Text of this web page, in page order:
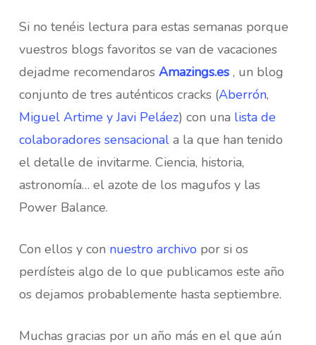
Si no tenéis lectura para estas semanas porque
vuestros blogs favoritos se van de vacaciones
dejadme recomendaros Amazings.es, un blog
conjunto de tres auténticos cracks (Aberrón,
Miguel Artime y Javi Peláez) con una lista de
colaboradores sensacionala la que han tenido
el detalle de invitarme. Ciencia, historia,
astronomía… el azote de los magufos y las
Power Balance.
Con ellos y con nuestro archivopor si os
perdísteis algo de lo que publicamos este año
os dejamos probablemente hasta septiembre.
Muchas gracias por un año más en el que aún